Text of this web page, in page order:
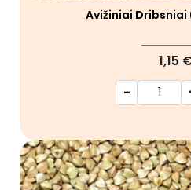
Avižiniai
1,15
-